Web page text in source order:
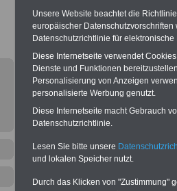
Nachzahlungen
Beamtezwischen mind.
SERVICE gibt hierzu
dem Beschluss des
wird (wahrscheinlich im
Broschüre.
Meldung
Unsere Website beachtet die
europäischer
Datenschutzrichtlinie für
Diese Internetseite verwendet
Dienste und Funktionen
Personalisierung von Anzeigen
personalisierte Werbung genutzt.
Diese Internetseite macht Gebrauch
Datenschutzrichtlinie.
Lesen Sie bitte unsere
und lokalen Speicher nutzt.
Durch das Klicken von "Zustimmung"